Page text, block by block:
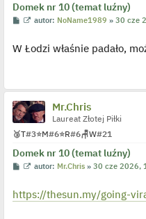
c
z
o
s
Domek nr 10 (temat luźny)
P
t
W
w
p
o
j
e
y
c
z
o
s
autor: NoName1989 »30 cze
W Łodzi właśnie padało,
Mr.Chris
Laureat Złotej Piłki
🥉T#3⭐M#6⭐R#6🪑W#21
Domek nr 10 (temat luźny)
P
t
W
w
i
autor: Mr.Chris »30 cze 2026,
https://thesun.my/going-